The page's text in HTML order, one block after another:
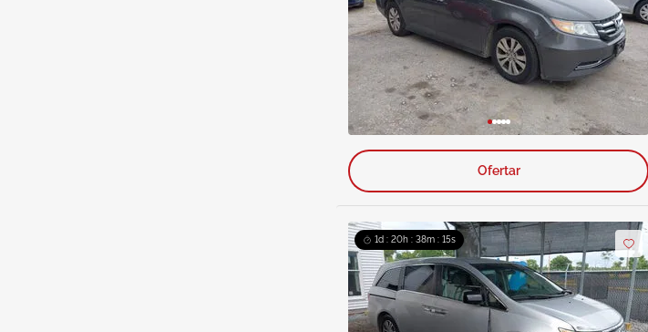
Ofertar
1d : 20h : 38m : 14s